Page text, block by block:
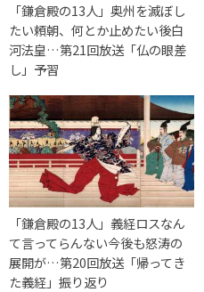
「鎌倉殿の13人」奥州を滅ぼし
たい頼朝、何とか止めたい後白
河法皇…第21回放送「仏の眼差
し」予習
「鎌倉殿の13人」義経ロスなん
て言ってらんない今後も怒涛の
展開が…第20回放送「帰ってき
た義経」振り返り